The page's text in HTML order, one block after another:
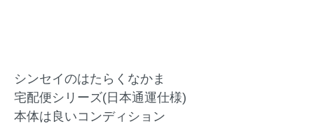
シンセイのはたらくなかま
宅配便シリーズ(日本通運仕様)
本体は良いコンディション